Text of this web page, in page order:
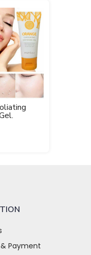
Payment